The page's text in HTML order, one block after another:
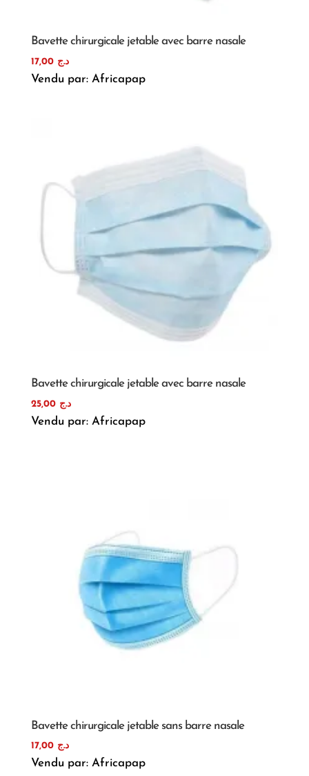
Bavette chirurgicale jetable avec barre nasale
د.ج 17,00
Vendu par: Africapap
Bavette chirurgicale jetable avec barre nasale
د.ج 25,00
Vendu par: Africapap
Bavette chirurgicale jetable sans barre nasale
د.ج 17,00
Vendu par: Africapap